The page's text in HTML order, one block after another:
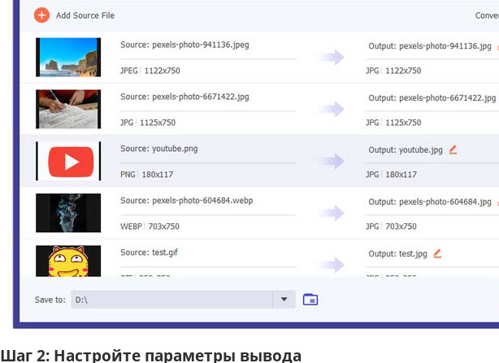
Шаг 2: Настройте параметры вывода